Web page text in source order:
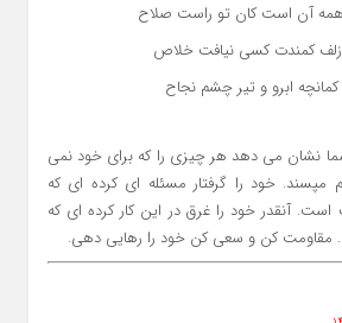
آن است کان تو راست صلاح
کمندت کسی نیافت خلاص
کمانچه ابرو و تیر چشم نجاح
نشان می دهد هر چیزی را که برای خود نمی
خود را گرفتار مسئله ای کرده ای که
آنقدر خود را غرق در این کار کرده ای که
ای. مقاومت کن و سعی کن خود را رهایی دهی.